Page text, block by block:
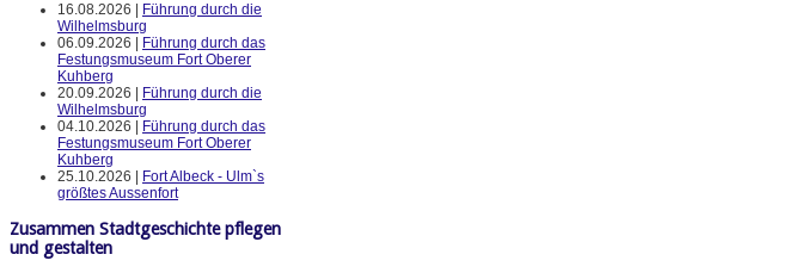
16.08.2026 |
Führung durch die
Wilhelmsburg
06.09.2026 |
Führung durch das
Festungsmuseum Fort Oberer
Kuhberg
20.09.2026 |
Führung durch die
Wilhelmsburg
04.10.2026 |
Führung durch das
Festungsmuseum Fort Oberer
Kuhberg
25.10.2026 |
Fort Albeck - Ulm`s
größtes Aussenfort
Zusammen Stadtgeschichte pflegen
und gestalten